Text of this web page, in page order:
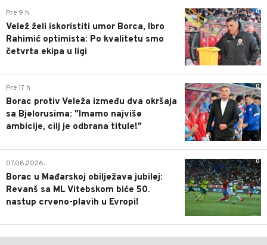
0
Pre 9 h
Velež želi iskoristiti umor Borca, Ibro
Rahimić optimista: Po kvalitetu smo
četvrta ekipa u ligi
0
Pre 17 h
Borac protiv Veleža između dva okršaja
sa Bjelorusima: "Imamo najviše
ambicije, cilj je odbrana titule!"
0
07.08.2026.
Borac u Mađarskoj obilježava jubilej:
Revanš sa ML Vitebskom biće 50.
nastup crveno-plavih u Evropi!